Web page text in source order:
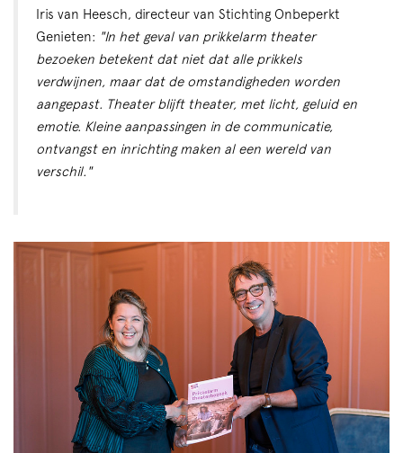
Iris van Heesch, directeur van Stichting Onbeperkt
Genieten: "In het geval van prikkelarm theater
bezoeken betekent dat niet dat alle prikkels
verdwijnen, maar dat de omstandigheden worden
aangepast. Theater blijft theater, met licht, geluid en
emotie. Kleine aanpassingen in de communicatie,
ontvangst en inrichting maken al een wereld van
verschil."